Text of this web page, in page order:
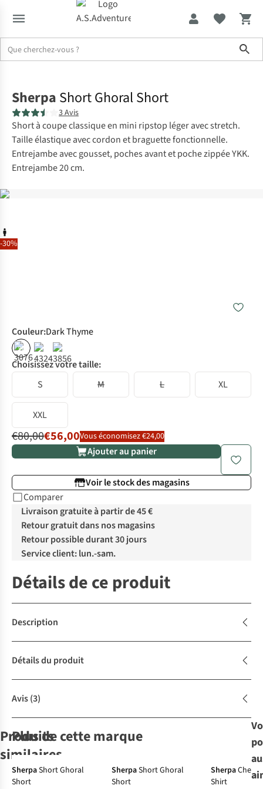
-30%
Sherpa Short Ghoral Short
3 Avis
Short à coupe classique en mini ripstop léger avec stretch.
Taille élastique avec cordon et braguette fonctionnelle.
Entrejambe avec gousset, poches avant et poche zippée YKK.
Entrejambe 20 cm.
Couleur:Dark Thyme
%
Choisissez votre taille:
S
M L XL
XXL
€80,00€56,00Vous économisez €24,00
Ajouter au panier
Voir le stock des magasins
Comparer
Livraison gratuite à partir de 45 €
Retour gratuit dans nos magasins
Retour possible durant 30 jours
Service client: lun.-sam.
Détails de ce produit
Description
Détails du produit
Avis(3)
Produits
similaires-30%
Plus de cette marque
SherpaShort Ghoral
Short
SherpaShort Ghoral
Short
Sherpa
Shirt